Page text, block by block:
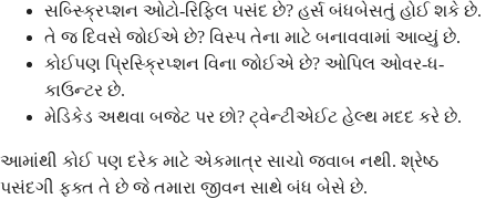
સબ્સ્ક્રિપ્શન ઓટો-રિફિલ પસંદ છે? હર્સ બંધબેસતું હોઈ શકે છે.
તે જ દિવસે જોઈએ છે? વિસ્પ તેના માટે બનાવવામાં આવ્યું છે.
કોઈપણ પ્રિસ્ક્રિપ્શન વિના જોઈએ છે? ઓપિલ ઓવર-ધ-
કાઉન્ટર છે.
મેડિકેડ અથવા બજેટ પર છો? ટ્વેન્ટીએઈટ હેલ્થ મદદ કરે છે.
આમાંથી કોઈ પણ દરેક માટે એકમાત્ર સાચો જવાબ નથી. શ્રેષ્ઠ
પસંદગી ફક્ત તે છે જે તમારા જીવન સાથે બંધ બેસે છે.